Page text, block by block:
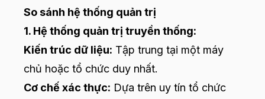
So sánh hệ thống quản trị
1. Hệ thống quản trị truyền thống:
Kiến trúc dữ liệu: Tập trung tại một máy
chủ hoặc tổ chức duy nhất.
Cơ chế xác thực: Dựa trên uy tín tổ chức